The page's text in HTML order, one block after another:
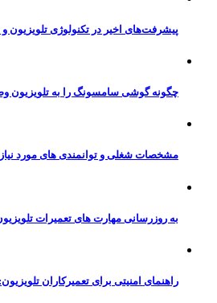
پیشرفت‌های اخیر در تکنولوژی تلویزیون و
چگونه گوشی سامسونگ را به تلویزیون
مشخصات شغلی و توانمندی‌ های مورد نیاز
به‌ روزرسانی مهارت‌ های تعمیرات
راهنمای امنیتی برای تعمیرکاران